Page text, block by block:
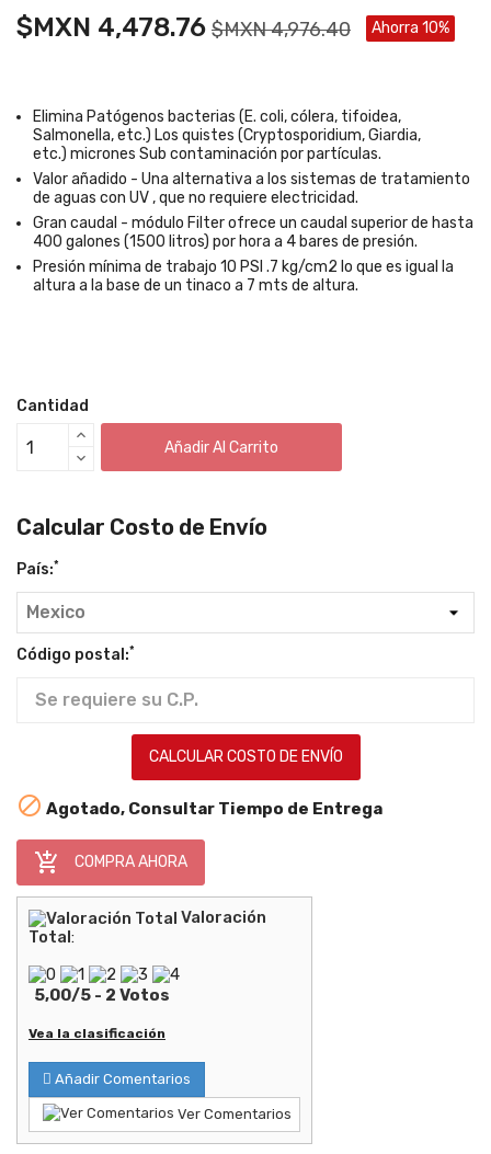
$MXN 4,478.76 $MXN 4,976.40 Ahorra 10%
Elimina Patógenos bacterias (E. coli, cólera, tifoidea,
Salmonella, etc.) Los quistes (Cryptosporidium, Giardia,
etc.) micrones Sub contaminación por partículas.
Valor añadido - Una alternativa a los sistemas de tratamiento
de aguas con UV , que no requiere electricidad.
Gran caudal - módulo Filter ofrece un caudal superior de hasta
400 galones (1500 litros) por hora a 4 bares de presión.
Presión mínima de trabajo 10 PSI .7 kg/cm2 lo que es igual la
altura a la base de un tinaco a 7 mts de altura.
Cantidad
Añadir Al Carrito
Calcular Costo de Envío
País:*
Código postal:*
CALCULAR COSTO DE ENVÍO
 Agotado, Consultar Tiempo de Entrega
 COMPRA AHORA
Valoración
Total:
5,00/5 - 2 Votos
Vea la clasificación
Añadir Comentarios
Ver Comentarios